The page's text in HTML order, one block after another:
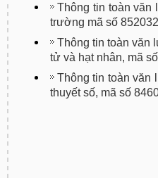
Thông tin toàn văn
trường mã số
Thông tin toàn văn
tử và hạt nhân, mã
Thông tin toàn văn
thuyết số, mã số